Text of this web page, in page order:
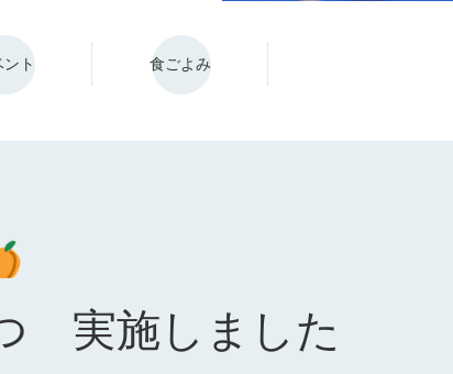
ント 食ごよみ
実施しました